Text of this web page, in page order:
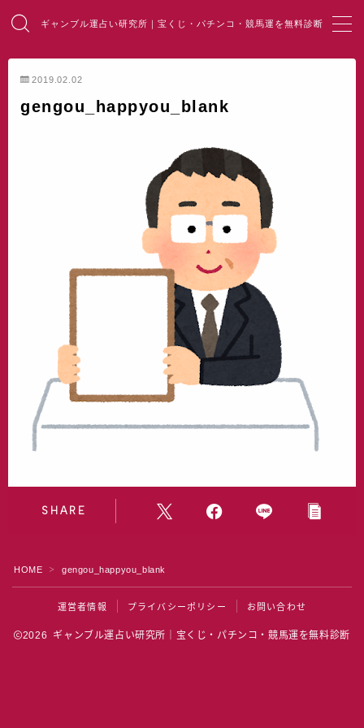
ギャンブル運占い研究所｜宝くじ・パチンコ・競馬運を無料診断
MENU
HOME
競馬・麻雀占い
開運・風水
水晶院
宝くじ雑学
2019.02.02
gengou_happyou_blank
SHARE
HOME ＞ gengou_happyou_blank
運営者情報 プライバシーポリシー お問い合わせ
2026 ギャンブル運占い研究所｜宝くじ・パチンコ・競馬運を無料診断